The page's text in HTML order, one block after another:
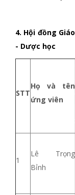
4. Hội đồng
- Dược học
STT
Họ và tên
ứng viên
1
Lê Trọng
Bỉnh